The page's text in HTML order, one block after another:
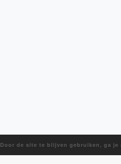
Door de site te blijven gebruiken, ga